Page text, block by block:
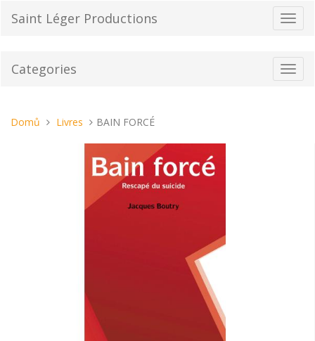
Saint Léger Productions
Categories
Nacházíte
Domů Livres BAIN FORCÉ